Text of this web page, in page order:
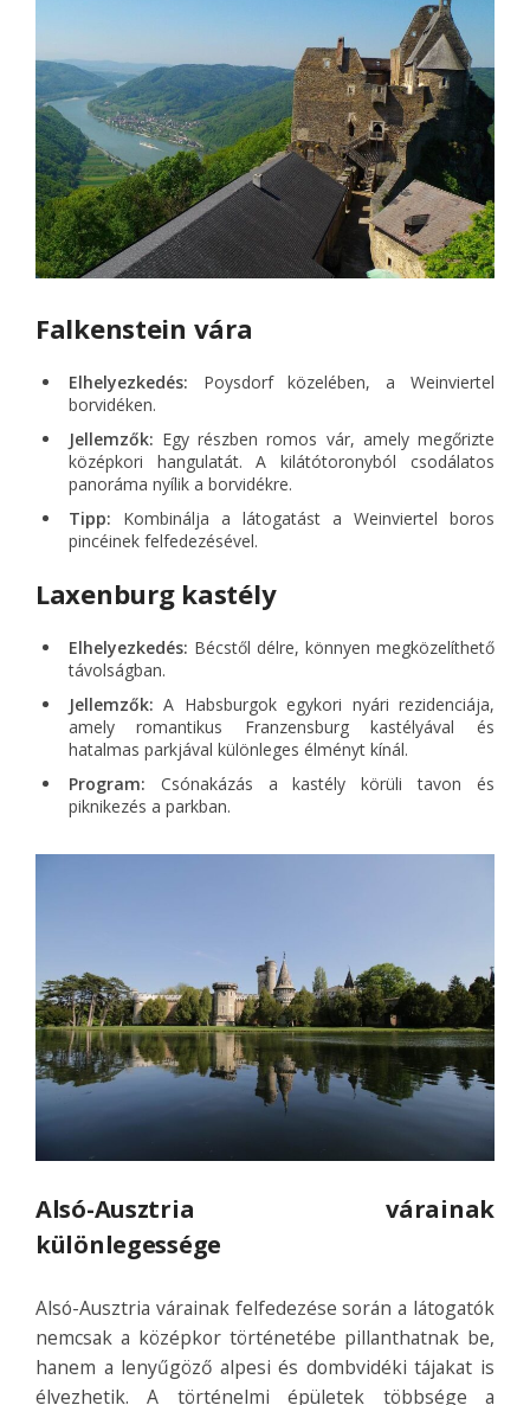
Falkenstein vára
Elhelyezkedés: Poysdorf közelében, a Weinviertel
borvidéken.
Jellemzők: Egy részben romos vár, amely megőrizte
középkori hangulatát. A kilátótoronyból csodálatos
panoráma nyílik a borvidékre.
Tipp: Kombinálja a látogatást a Weinviertel boros
pincéinek felfedezésével.
Laxenburg kastély
Elhelyezkedés: Bécstől délre, könnyen megközelíthető
távolságban.
Jellemzők: A Habsburgok egykori nyári rezidenciája,
amely romantikus Franzensburg kastélyával és
hatalmas parkjával különleges élményt kínál.
Program: Csónakázás a kastély körüli tavon és
piknikezés a parkban.
Alsó-Ausztria várainak
különlegessége
Alsó-Ausztria várainak felfedezése során a látogatók
nemcsak a középkor történetébe pillanthatnak be,
hanem a lenyűgöző alpesi és dombvidéki tájakat is
élvezhetik. A történelmi épületek többsége a